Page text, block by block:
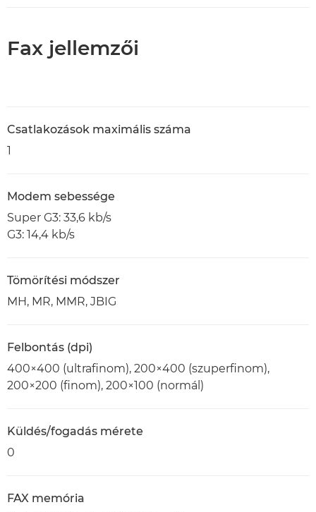
Fax jellemzői
Csatlakozások maximális száma
1
Modem sebessége
Super G3: 33,6 kb/s
G3: 14,4 kb/s
Tömörítési módszer
MH, MR, MMR, JBIG
Felbontás (dpi)
400×400 (ultrafinom), 200×400 (szuperfinom),
200×200 (finom), 200×100 (normál)
Küldés/fogadás mérete
0
FAX memória